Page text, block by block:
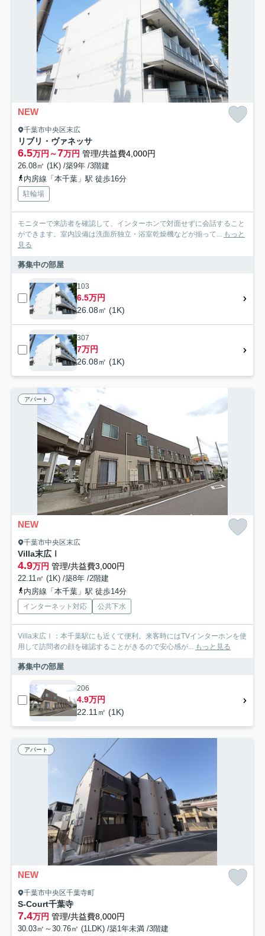
NEW
千葉市中央区末広
リブリ・ヴァネッサ
6.5万円～7万円 管理/共益費4,000円
26.08㎡ (1K) /築9年 /3階建
内房線「本千葉」駅 徒歩16分
駐輪場
モニターで来訪者を確認して、インターホンで対面せずに会話すること
ができます。室内設備は洗面所独立・浴室乾燥機などが揃って...
もっと
見る
募集中の部屋
103
6.5万円
26.08㎡ (1K)
307
7万円
26.08㎡ (1K)
アパート
NEW
千葉市中央区末広
Villa末広Ⅰ
4.9万円 管理/共益費3,000円
22.11㎡ (1K) /築8年 /2階建
内房線「本千葉」駅 徒歩14分
インターネット対応 公共下水
Villa末広Ⅰ：本千葉駅にも近くて便利。来客時にはTVインターホンを使
用して訪問者の顔を確認することがきるので安心感が...
もっと見る
募集中の部屋
206
4.9万円
22.11㎡ (1K)
アパート
NEW
千葉市中央区千葉寺町
S-Court千葉寺
7.4万円 管理/共益費8,000円
30.03㎡～30.76㎡ (1LDK) /築1年未満 /3階建